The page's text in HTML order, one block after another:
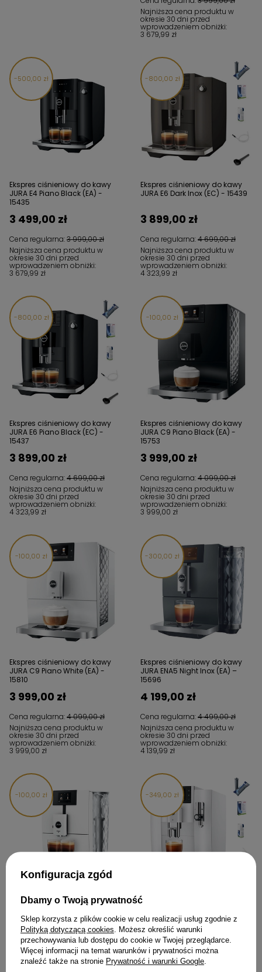
Najniższa cena produktu w
okresie 30 dni przed
wprowadzeniem obniżki:
3 679,99 zł
500,00 zł
Ekspres ciśnieniowy do kawy
JURA E4 Piano Black (EA) -
15435
Cena regularna:3 999,00 zł
3 499,00 zł
Najniższa cena produktu w
okresie 30 dni przed
wprowadzeniem obniżki:
3 679,99 zł
800,00 zł
Ekspres ciśnieniowy do kawy
JURA E6 Dark Inox (EC) - 15439
Cena regularna:4 699,00 zł
3 899,00 zł
Najniższa cena produktu w
okresie 30 dni przed
wprowadzeniem obniżki:
4 323,99 zł
800,00 zł
Ekspres ciśnieniowy do kawy
JURA E6 Piano Black (EC) -
15437
Cena regularna:4 699,00 zł
3 899,00 zł
Najniższa cena produktu w
okresie 30 dni przed
wprowadzeniem obniżki:
4 323,99 zł
100,00 zł
Ekspres ciśnieniowy do kawy
JURA C9 Piano Black (EA) -
15753
Cena regularna:4 099,00 zł
3 999,00 zł
Najniższa cena produktu w
okresie 30 dni przed
wprowadzeniem obniżki:
3 999,00 zł
100,00 zł
Ekspres ciśnieniowy do kawy
JURA C9 Piano White (EA) -
15810
Cena regularna:4 099,00 zł
3 999,00 zł
Najniższa cena produktu w
okresie 30 dni przed
wprowadzeniem obniżki:
3 999,00 zł
300,00 zł
Ekspres ciśnieniowy do kawy
JURA ENA5 Night Inox (EA) –
15696
Cena regularna:4 499,00 zł
4 199,00 zł
Najniższa cena produktu w
okresie 30 dni przed
wprowadzeniem obniżki:
4 139,99 zł
100,00 zł
Ekspres ciśnieniowy do kawy
15491
Cena regularna:4 499,00 zł
4 399,00 zł
Najniższa cena produktu w
349,00 zł
Ekspres ciśnieniowy do kawy
15585
5 699,00 zł Najniższa cena z 30
dni przed obniżką
5 350,00 zł
Konfiguracja zgód
Dbamy o Twoją prywatność
Sklep korzysta z plików cookie w celu realizacji usług zgodnie z
Polityką dotyczącą cookies . Możesz określić warunki
przechowywania lub dostępu do cookie w Twojej przeglądarce.
Więcej informacji na temat warunków i prywatności można
znaleźć także na stronie Prywatność i warunki Google